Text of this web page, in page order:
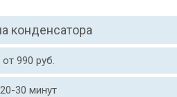
конденсатора
от 990 руб.
20-30 минут